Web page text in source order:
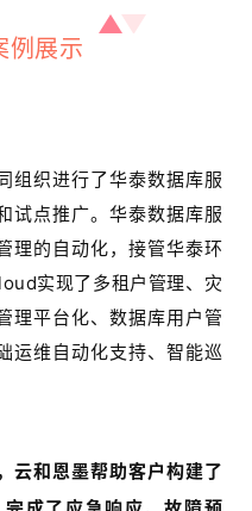
例展示
组织进行了华泰数据库服
试点推广。华泰数据库服
理的自动化，接管华泰环
实现了 多租户管理、 灾
理平台化、 数据库用户管
运维自动化支持、 智能巡
云和恩墨帮助客户构建了